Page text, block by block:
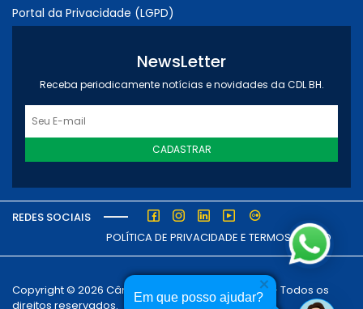
Em que posso ajudar?
Portal da Privacidade (LGPD)
NewsLetter
Receba periodicamente notícias e novidades da CDL BH.
CADASTRAR
REDES SOCIAIS
POLÍTICA DE PRIVACIDADE E TERMOS DE USO
Copyright © 2026 Câmara dos Dirigentes Lojistas - Todos os
direitos reservados.